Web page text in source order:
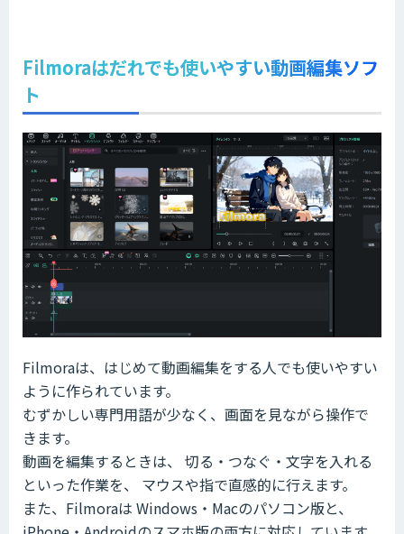
Filmoraはだれでも使いやすい動画編集ソフ
ト
Filmoraは、はじめて動画編集をする人でも使いやすい
ように作られています。
むずかしい専門用語が少なく、画面を見ながら操作で
きます。
動画を編集するときは、 切る・つなぐ・文字を入れる
といった作業を、 マウスや指で直感的に行えます。
また、Filmoraは Windows・Macのパソコン版と、